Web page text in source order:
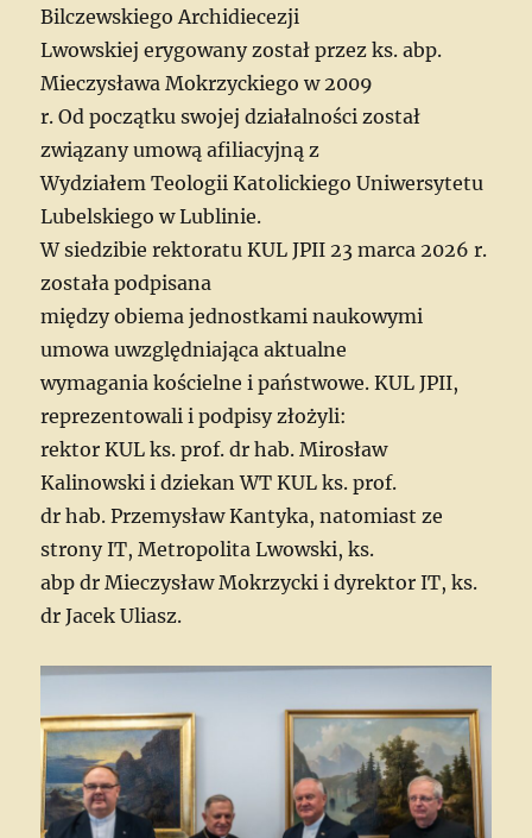
Bilczewskiego Archidiecezji
Lwowskiej erygowany został przez ks. abp.
Mieczysława Mokrzyckiego w 2009
r. Od początku swojej działalności został
związany umową afiliacyjną z
Wydziałem Teologii Katolickiego Uniwersytetu
Lubelskiego w Lublinie.
W siedzibie rektoratu KUL JPII 23 marca 2026 r.
została podpisana
między obiema jednostkami naukowymi
umowa uwzględniająca aktualne
wymagania kościelne i państwowe. KUL JPII,
reprezentowali i podpisy złożyli:
rektor KUL ks. prof. dr hab. Mirosław
Kalinowski i dziekan WT KUL ks. prof.
dr hab. Przemysław Kantyka, natomiast ze
strony IT, Metropolita Lwowski, ks.
abp dr Mieczysław Mokrzycki i dyrektor IT, ks.
dr Jacek Uliasz.